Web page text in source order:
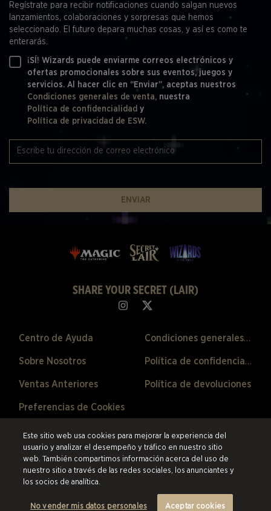
Regístrate para recibir notificaciones cuando salgan nuevos
lanzamientos, colaboraciones y sorpresas que hemos
seleccionado. El futuro depara muchas cosas, y así es como te
enterarás.
¡SÍ! Wizards puede enviarme correos electrónicos y
ofertas promocionales sobre sus eventos, juegos y
servicios. Al hacer clic en “Enviar”, aceptas nuestros
Condiciones generales de venta, nuestra
Política de confidencialidad y
Política de privacidad de ESW.
ENVIAR
SHARE YOUR SECRET (LAIR)
Centro de Ayuda
Sobre Nosotros
Ventas Anteriores
Preferencias de Cookies
Condiciones generales de venta
Política de confidencialidad
Política de devoluciones
©2026 ESW France SAS. Todos los derechos reservados.
Las marcas
citadas son propiedad de sus respectivos dueños en los Estados Unidos y
otros países.
ESW France SAS es el revendedor autorizado de los productos
y servicios ofrecidos en esta tienda en línea.
Este sitio web usa cookies para mejorar la experiencia del
usuario y analizar el desempeño y tráfico en nuestro sitio
web. También compartimos información acerca del uso de
nuestro sitio a través de las redes sociales, los anunciantes y
los socios de analítica.
No vender mis datos personales Aceptar cookies